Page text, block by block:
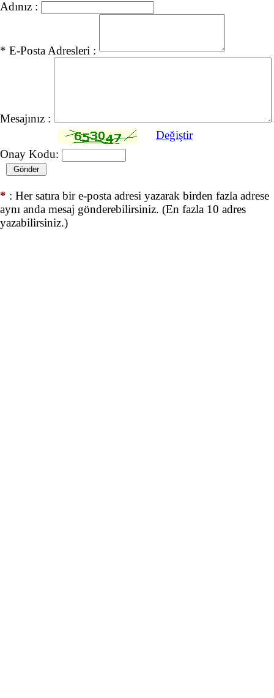
Adınız :
* E-Posta Adresleri :
Mesajınız :
Değiştir
Onay Kodu:
* : Her satıra bir e-posta adresi yazarak birden fazla adrese
aynı anda mesaj gönderebilirsiniz. (En fazla 10 adres
yazabilirsiniz.)